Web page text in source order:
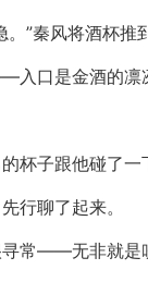
。”秦风将酒杯
口是金酒的凛
杯子跟他碰了一
行聊了起来。
常——无非就是